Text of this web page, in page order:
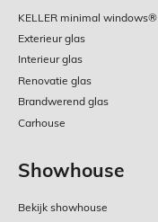
menu
KELLER minimal windows®
Exterieur glas
Interieur glas
Renovatie glas
Brandwerend glas
Carhouse
Showhouse
Bekijk showhouse